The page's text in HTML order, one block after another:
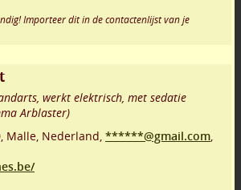
Importeer dit in de contactenlijst van je
werkt elektrisch, met sedatie
Arblaster)
Malle Nederland, ******@gmail.com